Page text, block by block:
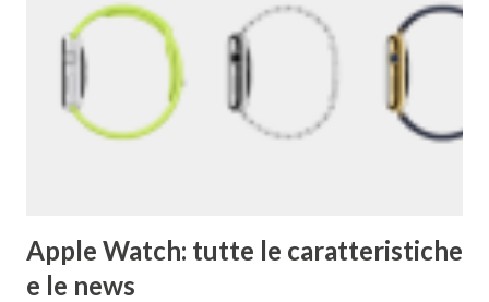
pagina del primo Google è qui . 2) Google ha acquisito una
media di un'azienda a settimana dal 2010 . 3) Il primo
Doodle fu dedicato al festival Burning Man nel 1998. Brin e
Page lo usarono per avvertire gli utenti che per quel
weekend non erano in ufficio. 4) Il primo chef assunto ...
Apple Watch: tutte le caratteristiche
e le news